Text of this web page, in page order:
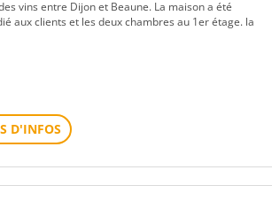
vins entre Dijon et Beaune. La maison a été
aux clients et les deux chambres au 1er étage. la
D'INFOS